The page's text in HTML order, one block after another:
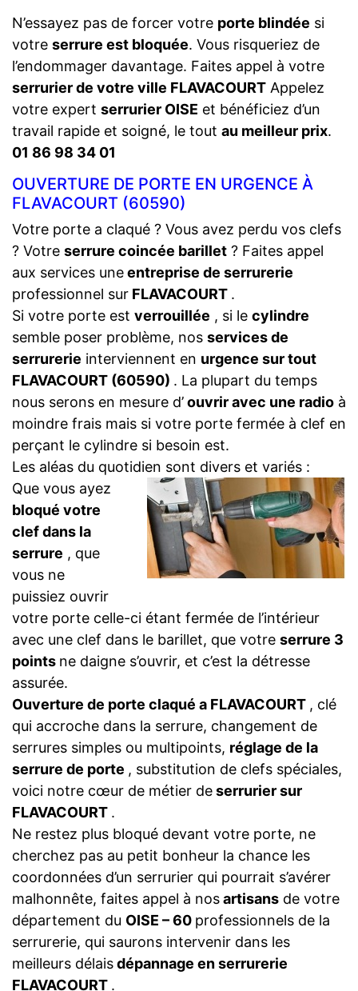
N’essayez pas de forcer votre porte blindée si
votre serrure est bloquée. Vous risqueriez de
l’endommager davantage. Faites appel à votre
serrurier de votre ville FLAVACOURT Appelez
votre expert serrurier OISE et bénéficiez d’un
travail rapide et soigné, le tout au meilleur prix.
01 86 98 34 01
OUVERTURE DE PORTE EN URGENCE À
FLAVACOURT (60590)
Votre porte a claqué ? Vous avez perdu vos clefs
? Votre serrure coincée barillet ? Faites appel
aux services uneentreprise de serrurerie
professionnel sur FLAVACOURT .
Si votre porte est verrouillée , si le cylindre
semble poser problème, nos services de
serrurerie interviennent en urgence sur tout
FLAVACOURT (60590) . La plupart du temps
nous serons en mesure d’ouvrir avec une radio à
moindre frais mais si votre porte fermée à clef en
perçant le cylindre si besoin est.
Les aléas du quotidien sont divers et variés :
Que vous ayez
bloqué votre
clef dans la
serrure , que
vous ne
puissiez ouvrir
votre porte celle-ci étant fermée de l’intérieur
avec une clef dans le barillet, que votre serrure 3
points ne daigne s’ouvrir, et c’est la détresse
assurée.
Ouverture de porte claqué a FLAVACOURT , clé
qui accroche dans la serrure, changement de
serrures simples ou multipoints, réglage de la
serrure de porte , substitution de clefs spéciales,
voici notre cœur de métier deserrurier sur
FLAVACOURT .
Ne restez plus bloqué devant votre porte, ne
cherchez pas au petit bonheur la chance les
coordonnées d’un serrurier qui pourrait s’avérer
malhonnête, faites appel à nosartisans de votre
département du OISE – 60 professionnels de la
serrurerie, qui saurons intervenir dans les
meilleurs délaisdépannage en serrurerie
FLAVACOURT .